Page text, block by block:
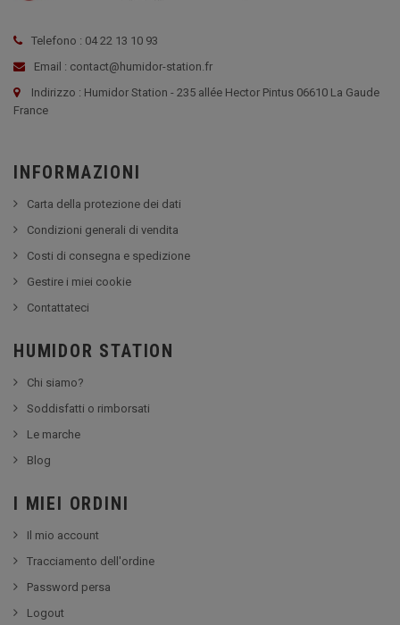
Telefono : 04 22 13 10 93
Email : contact@humidor-station.fr
Indirizzo : Humidor Station - 235 allée Hector Pintus 06610 La Gaude
France
INFORMAZIONI
Carta della protezione dei dati
Condizioni generali di vendita
Costi di consegna e spedizione
Gestire i miei cookie
Contattateci
HUMIDOR STATION
Chi siamo?
Soddisfatti o rimborsati
Le marche
Blog
I MIEI ORDINI
Il mio account
Tracciamento dell'ordine
Password persa
Logout